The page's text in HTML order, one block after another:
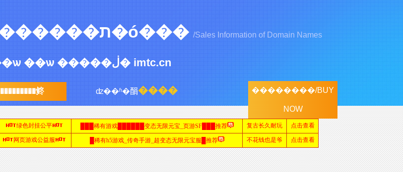
�����ڷ��ʵ���������ת�ó��� /Sales Information of Domain Names
��Ϸ ��ѡ ��ѡ �����ڶ� imtc.cn
���������鿴 ʣ��ʱ�䣺���� ��������/BUY
NOW